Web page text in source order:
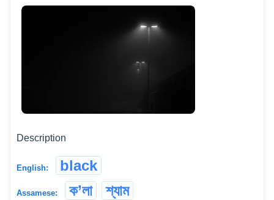
Description
English: black
Assamese: ক’লা শ্যাম